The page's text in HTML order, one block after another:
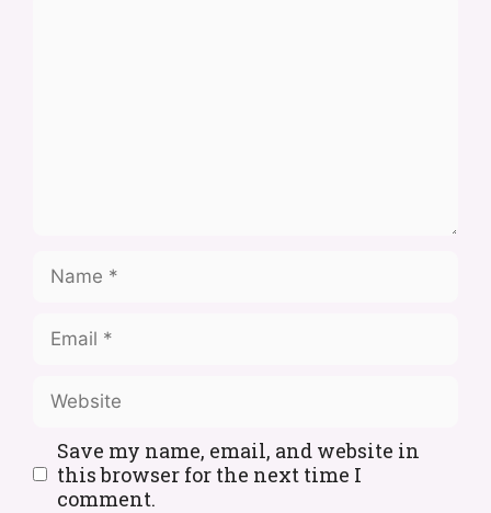
Save my name, email, and website in
this browser for the next time I
comment.